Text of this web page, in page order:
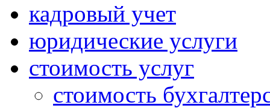
кадровый учет
юридические услуги
стоимость услуг
стоимость